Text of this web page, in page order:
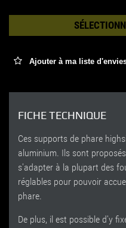
Ajouter à ma liste
FICHE TECHNIQUE
Ces supports de phare
aluminium. Ils sont
s'adapter à la plupart des
réglables pour pouvoir
phare.
De plus, il est possible d'y